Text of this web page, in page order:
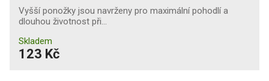
Vyšší ponožky jsou navrženy pro maximální pohodlí a
dlouhou životnost při…
Skladem
123 Kč